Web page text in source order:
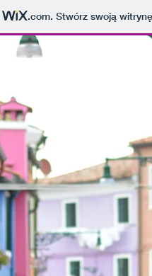
.com. Stwórz swoją